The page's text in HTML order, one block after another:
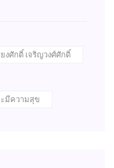
ยงศักดิ์ เจริญวงศ์ศักดิ์
ะมีความสุข